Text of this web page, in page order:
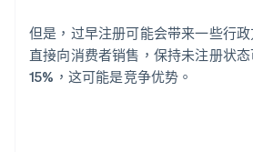
但是，过早注册可能会带来一些行
直接向消费者销售，保持未注册状
15%，这可能是竞争优势。